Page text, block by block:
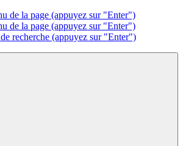
de la page (appuyez sur "Enter")
de la page (appuyez sur "Enter")
recherche (appuyez sur "Enter")